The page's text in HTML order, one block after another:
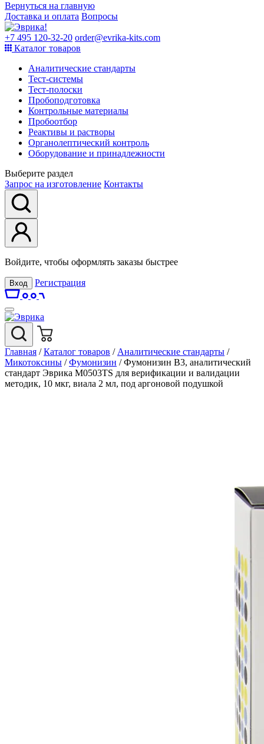
Вернуться на главную
Доставка и оплата Вопросы
+7 495 120-32-20 order@evrika-kits.com
Каталог товаров
Аналитические стандарты
Тест-системы
Тест-полоски
Пробоподготовка
Контрольные материалы
Пробоотбор
Реактивы и растворы
Органолептический контроль
Оборудование и принадлежности
Выберите раздел
Запрос на изготовление Контакты
Войдите, чтобы оформлять заказы быстрее
Вход Регистрация
Главная / Каталог товаров / Аналитические стандарты /
Микотоксины / Фумонизин / Фумонизин B3, аналитический
стандарт Эврика M0503TS для верификации и валидации
методик, 10 мкг, виала 2 мл, под аргоновой подушкой